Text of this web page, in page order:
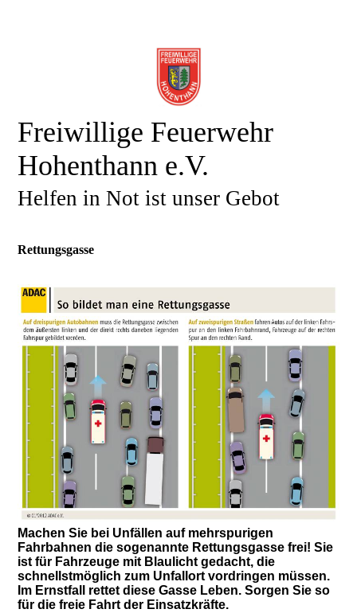
Freiwillige Feuerwehr
Hohenthann e.V.
Helfen in Not ist unser Gebot
Rettungsgasse
Machen Sie bei Unfällen auf mehrspurigen
Fahrbahnen die sogenannte Rettungsgasse frei! Sie
ist für Fahrzeuge mit Blaulicht gedacht, die
schnellstmöglich zum Unfallort vordringen müssen.
Im Ernstfall rettet diese Gasse Leben. Sorgen Sie so
für die freie Fahrt der Einsatzkräfte.